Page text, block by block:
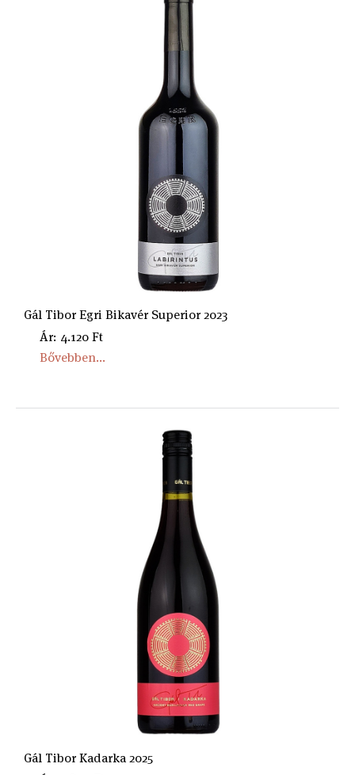
Gál Tibor Egri Bikavér Superior 2023
Ár: 4.120 Ft
Bővebben...
Gál Tibor Kadarka 2025